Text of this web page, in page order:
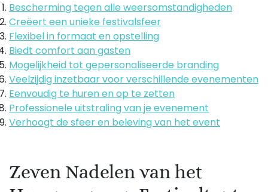
Bescherming tegen alle weersomstandigheden
Creëert een unieke festivalsfeer
Flexibel in formaat en opstelling
Biedt comfort aan gasten
Mogelijkheid tot gepersonaliseerde branding
Veelzijdig inzetbaar voor verschillende evenementen
Eenvoudig te huren en op te zetten
Professionele uitstraling van je evenement
Verhoogt de sfeer en beleving van het event
Zeven Nadelen van het